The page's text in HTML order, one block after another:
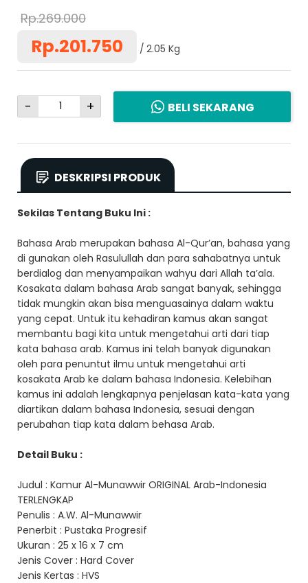
Rp.269.000
Rp.201.750 2.05 Kg
- + BELI SEKARANG
DESKRIPSI PRODUK
Sekilas Tentang Buku Ini :
Bahasa Arab merupakan bahasa Al-Qur’an, bahasa yang
di gunakan oleh Rasulullah dan para sahabatnya untuk
berdialog dan menyampaikan wahyu dari Allah ta’ala.
Kosakata dalam bahasa Arab sangat banyak, sehingga
tidak mungkin akan bisa menguasainya dalam waktu
yang cepat. Untuk itu kehadiran kamus akan sangat
membantu bagi kita untuk mengetahui arti dari tiap
kata bahasa arab. Kamus ini telah banyak digunakan
oleh para penuntut ilmu untuk mengetahui arti
kosakata Arab ke dalam bahasa Indonesia. Kelebihan
kamus ini adalah lengkapnya penjelasan kata-kata yang
diartikan dalam bahasa Indonesia, sesuai dengan
perubahan tiap kata dalam behasa Arab.
Detail Buku :
Judul : Kamur Al-Munawwir ORIGINAL Arab-Indonesia
TERLENGKAP
Penulis : A.W. Al-Munawwir
Penerbit : Pustaka Progresif
Ukuran : 25 x 16 x 7 cm
Jenis Cover : Hard Cover
Jenis Kertas : HVS